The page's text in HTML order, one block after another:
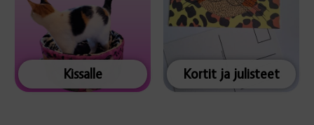
Kissalle Kortit ja julisteet